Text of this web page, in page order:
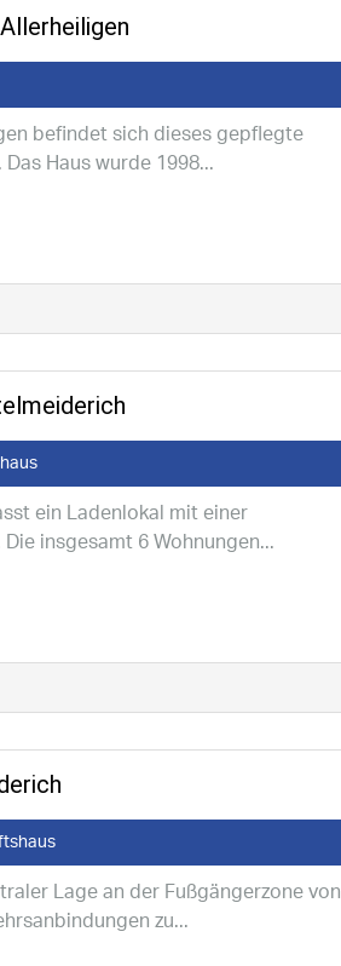
befindet sich dieses gepflegte
Haus wurde 1998...
ein Ladenlokal mit einer
insgesamt 6 Wohnungen...
Lage an der Fußgängerzone von
zu...